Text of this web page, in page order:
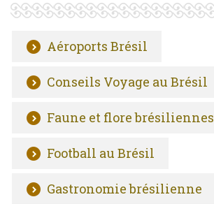
Aéroports Brésil
Conseils Voyage au Brésil
Faune et flore brésiliennes
Football au Brésil
Gastronomie brésilienne